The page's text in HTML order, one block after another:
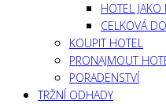
HOTEL
CELKOVÁ
KOUPIT HOTEL
PRONAJMOUT
PORADENSTVÍ
TRŽNÍ ODHADY